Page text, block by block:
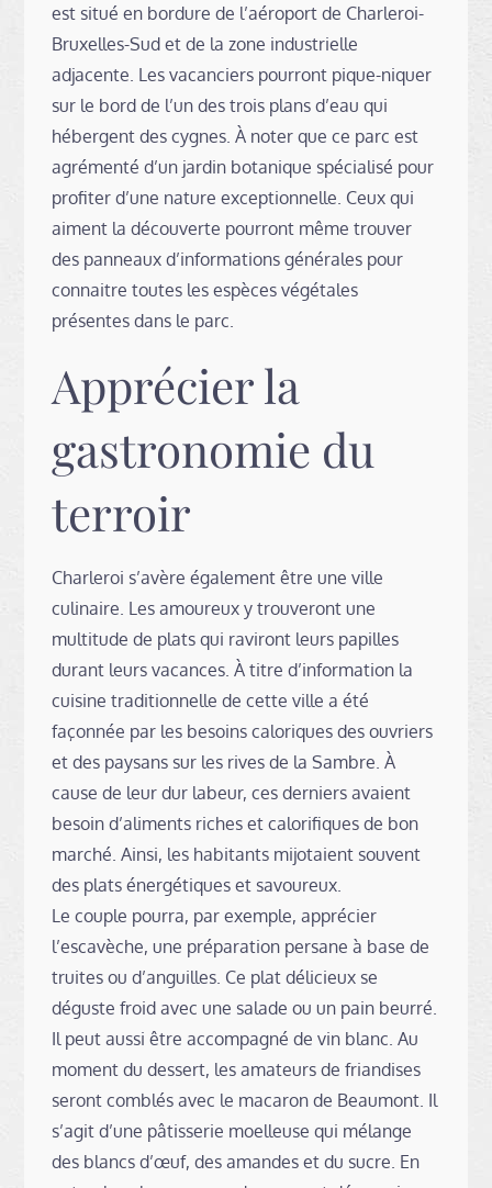
est situé en bordure de l’aéroport de Charleroi-
Bruxelles-Sud et de la zone industrielle
adjacente. Les vacanciers pourront pique-niquer
sur le bord de l’un des trois plans d’eau qui
hébergent des cygnes. À noter que ce parc est
agrémenté d’un jardin botanique spécialisé pour
profiter d’une nature exceptionnelle. Ceux qui
aiment la découverte pourront même trouver
des panneaux d’informations générales pour
connaitre toutes les espèces végétales
présentes dans le parc.
Apprécier la
gastronomie du
terroir
Charleroi s’avère également être une ville
culinaire. Les amoureux y trouveront une
multitude de plats qui raviront leurs papilles
durant leurs vacances. À titre d’information la
cuisine traditionnelle de cette ville a été
façonnée par les besoins caloriques des ouvriers
et des paysans sur les rives de la Sambre. À
cause de leur dur labeur, ces derniers avaient
besoin d’aliments riches et calorifiques de bon
marché. Ainsi, les habitants mijotaient souvent
des plats énergétiques et savoureux.
Le couple pourra, par exemple, apprécier
l’escavèche, une préparation persane à base de
truites ou d’anguilles. Ce plat délicieux se
déguste froid avec une salade ou un pain beurré.
Il peut aussi être accompagné de vin blanc. Au
moment du dessert, les amateurs de friandises
seront comblés avec le macaron de Beaumont. Il
s’agit d’une pâtisserie moelleuse qui mélange
des blancs d’œuf, des amandes et du sucre. En